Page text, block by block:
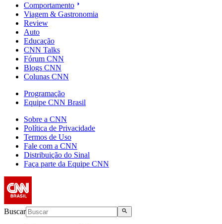
Comportamento
Viagem & Gastronomia
Review
Auto
Educação
CNN Talks
Fórum CNN
Blogs CNN
Colunas CNN
Programação
Equipe CNN Brasil
Sobre a CNN
Política de Privacidade
Termos de Uso
Fale com a CNN
Distribuição do Sinal
Faça parte da Equipe CNN
Buscar